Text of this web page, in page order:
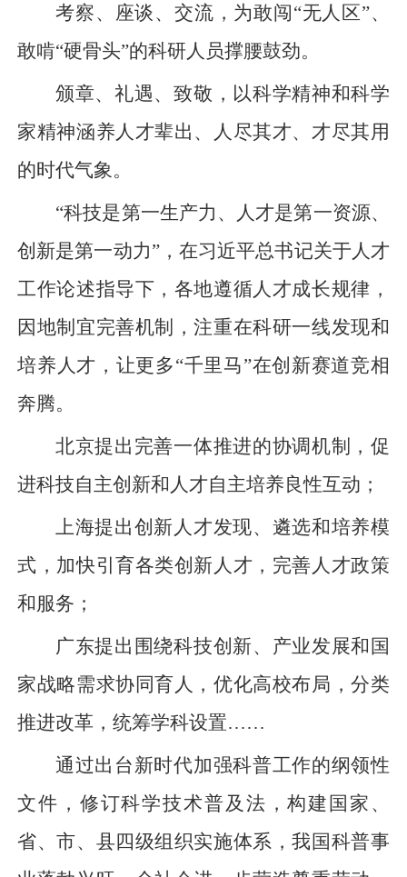
考察、座谈、交流，为敢闯“无人区”、
敢啃“硬骨头”的科研人员撑腰鼓劲。
颁章、礼遇、致敬，以科学精神和科学
家精神涵养人才辈出、人尽其才、才尽其用
的时代气象。
“科技是第一生产力、人才是第一资源、
创新是第一动力”，在习近平总书记关于人才
工作论述指导下，各地遵循人才成长规律，
因地制宜完善机制，注重在科研一线发现和
培养人才，让更多“千里马”在创新赛道竞相
奔腾。
北京提出完善一体推进的协调机制，促
进科技自主创新和人才自主培养良性互动；
上海提出创新人才发现、遴选和培养模
式，加快引育各类创新人才，完善人才政策
和服务；
广东提出围绕科技创新、产业发展和国
家战略需求协同育人，优化高校布局，分类
推进改革，统筹学科设置……
通过出台新时代加强科普工作的纲领性
文件，修订科学技术普及法，构建国家、
省、市、县四级组织实施体系，我国科普事